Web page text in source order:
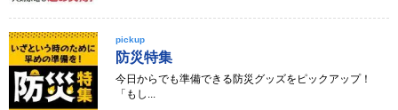
pickup
防災特集
今日からでも準備できる防災グッズをピックアップ！
「もし...